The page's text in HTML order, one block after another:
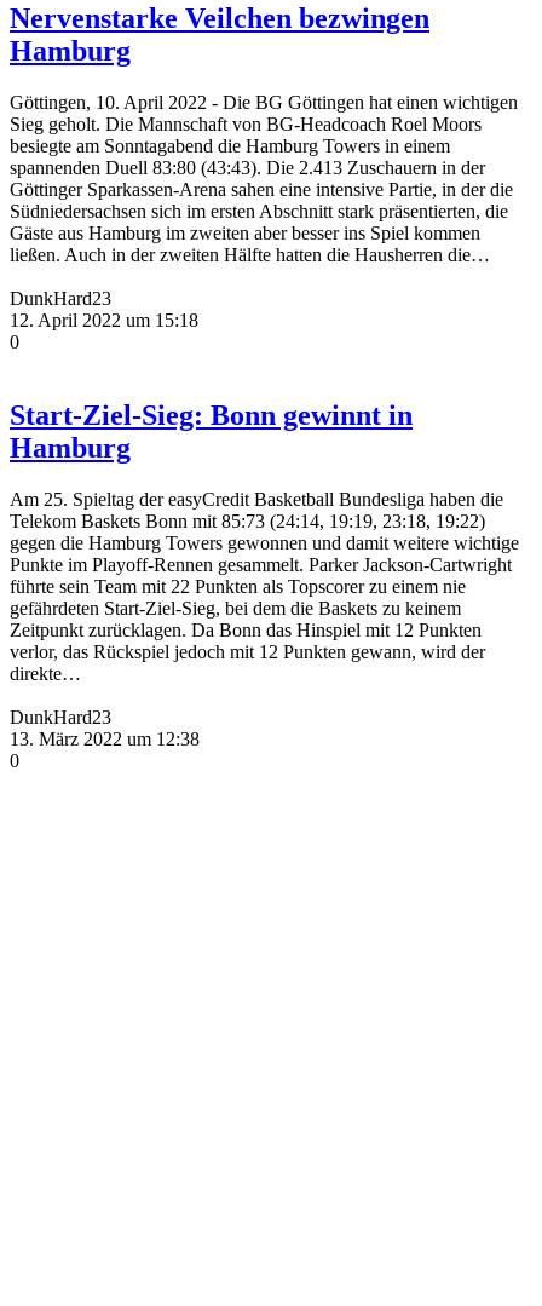
Nervenstarke Veilchen bezwingen
Hamburg
Göttingen, 10. April 2022 - Die BG Göttingen hat einen wichtigen
Sieg geholt. Die Mannschaft von BG-Headcoach Roel Moors
besiegte am Sonntagabend die Hamburg Towers in einem
spannenden Duell 83:80 (43:43). Die 2.413 Zuschauern in der
Göttinger Sparkassen-Arena sahen eine intensive Partie, in der die
Südniedersachsen sich im ersten Abschnitt stark präsentierten, die
Gäste aus Hamburg im zweiten aber besser ins Spiel kommen
ließen. Auch in der zweiten Hälfte hatten die Hausherren die…
DunkHard23
12. April 2022 um 15:18
0
Start-Ziel-Sieg: Bonn gewinnt in
Hamburg
Am 25. Spieltag der easyCredit Basketball Bundesliga haben die
Telekom Baskets Bonn mit 85:73 (24:14, 19:19, 23:18, 19:22)
gegen die Hamburg Towers gewonnen und damit weitere wichtige
Punkte im Playoff-Rennen gesammelt. Parker Jackson-Cartwright
führte sein Team mit 22 Punkten als Topscorer zu einem nie
gefährdeten Start-Ziel-Sieg, bei dem die Baskets zu keinem
Zeitpunkt zurücklagen. Da Bonn das Hinspiel mit 12 Punkten
verlor, das Rückspiel jedoch mit 12 Punkten gewann, wird der
direkte…
DunkHard23
13. März 2022 um 12:38
0